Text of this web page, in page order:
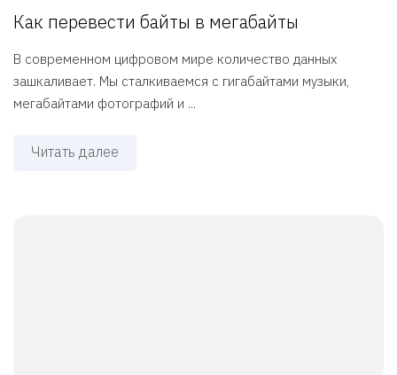
Как перевести байты в мегабайты
В современном цифровом мире количество данных
зашкаливает. Мы сталкиваемся с гигабайтами музыки,
мегабайтами фотографий и ...
Читать далее